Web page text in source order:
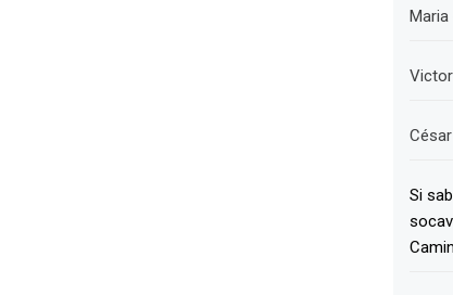
Victor
César
Si